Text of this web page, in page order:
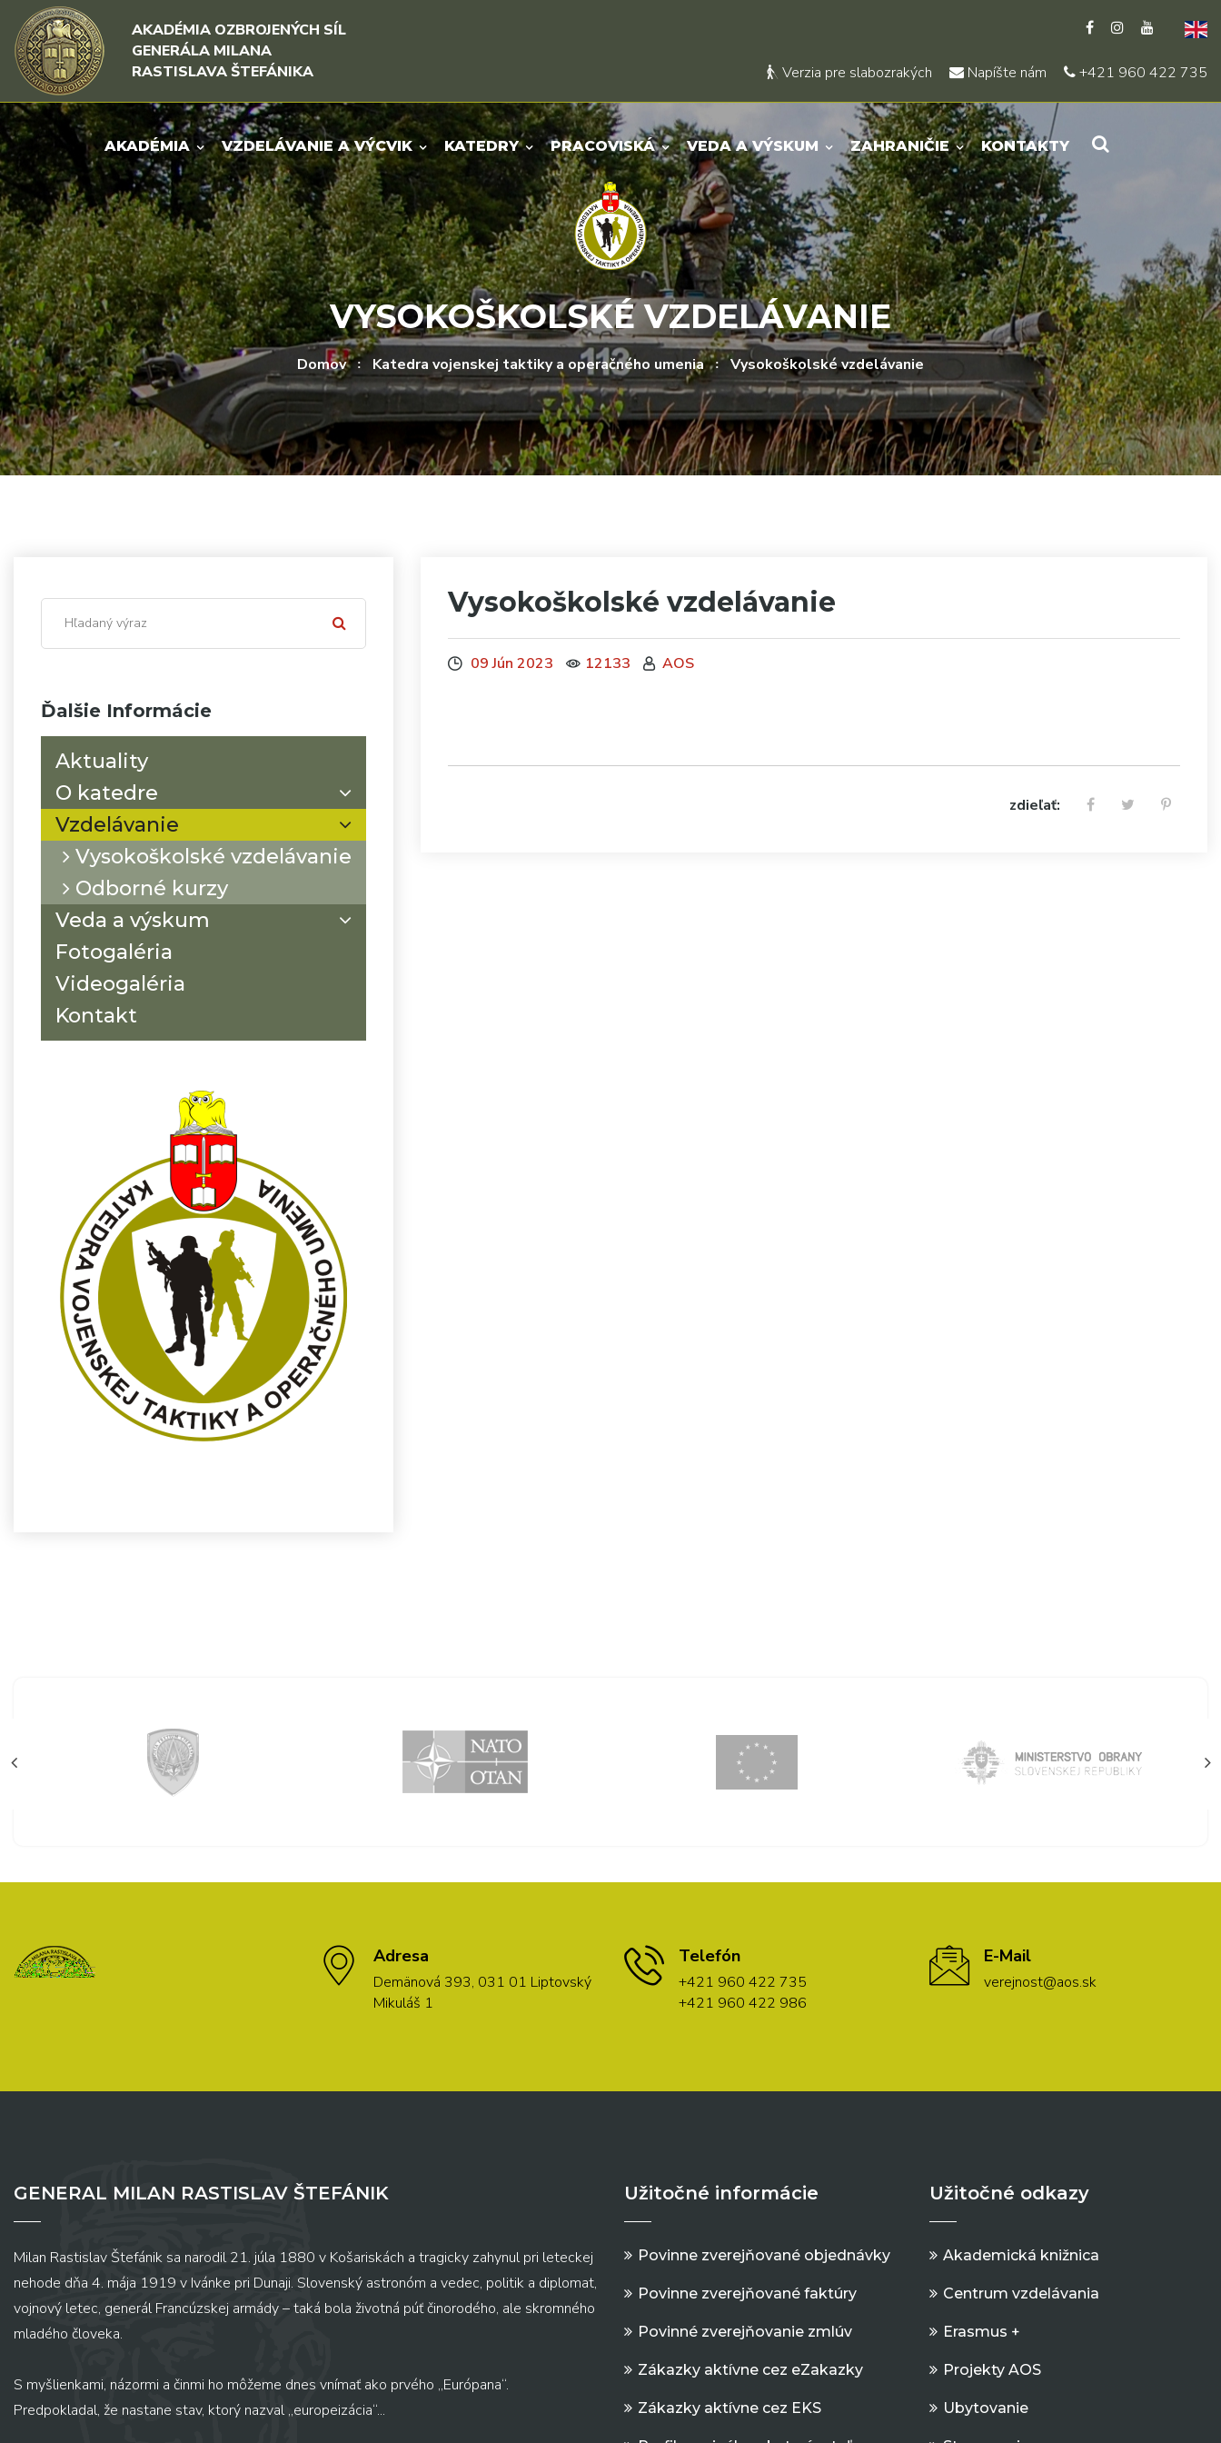
Rovno na obsah
Rovno na menu
AKADÉMIA OZBROJENÝCH SÍL
GENERÁLA MILANA
RASTISLAVA ŠTEFÁNIKA
Verzia pre slabozrakých Napíšte nám +421 960 422 735
AKADÉMIA VZDELÁVANIE A VÝCVIK KATEDRY PRACOVISKÁ VEDA A VÝSKUM ZAHRANIČIE KONTAKTY
VYSOKOŠKOLSKÉ VZDELÁVANIE
Domov Katedra vojenskej taktiky a operačného umenia Vysokoškolské vzdelávanie
Ďalšie Informácie
Aktuality
O katedre
Vzdelávanie
Vysokoškolské vzdelávanie
Odborné kurzy
Veda a výskum
Fotogaléria
Videogaléria
Kontakt
Vysokoškolské vzdelávanie
09 Jún 2023 12133 AOS
zdieľať:
Adresa
Demänová 393, 031 01 Liptovský
Mikuláš 1
Telefón
+421 960 422 735
+421 960 422 986
E-Mail
verejnost@aos.sk
GENERAL MILAN RASTISLAV ŠTEFÁNIK
Milan Rastislav Štefánik sa narodil 21. júla 1880 v Košariskách a tragicky zahynul pri leteckej
nehode dňa 4. mája 1919 v Ivánke pri Dunaji. Slovenský astronóm a vedec, politik a diplomat,
vojnový letec, generál Francúzskej armády – taká bola životná púť činorodého, ale skromného
mladého človeka.
S myšlienkami, názormi a činmi ho môžeme dnes vnímať ako prvého „Európana“.
Predpokladal, že nastane stav, ktorý nazval „europeizácia“...
Užitočné informácie
Povinne zverejňované objednávky
Povinne zverejňované faktúry
Povinné zverejňovanie zmlúv
Zákazky aktívne cez eZakazky
Zákazky aktívne cez EKS
Užitočné odkazy
Akademická knižnica
Centrum vzdelávania
Erasmus +
Projekty AOS
Ubytovanie